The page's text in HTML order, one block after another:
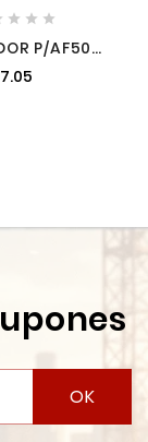
  
P/AF503
A29014
OK